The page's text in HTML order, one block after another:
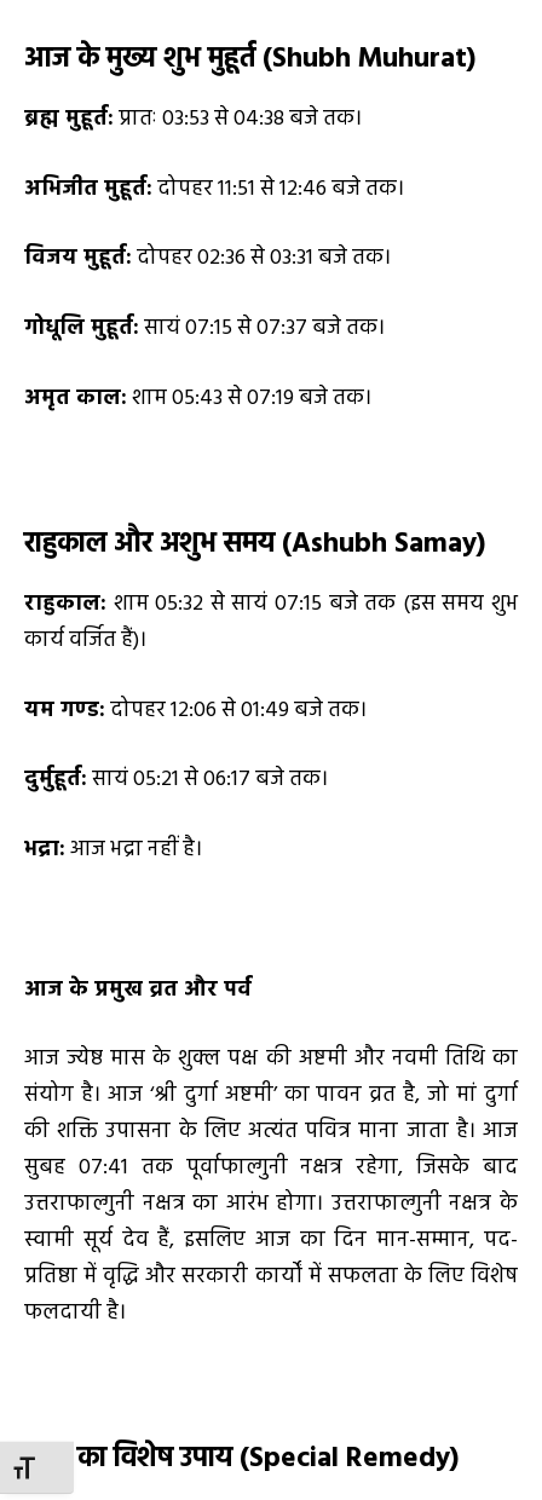
TOGGLE FONT SIZE
आज के मुख्य शुभ मुहूर्त (Shubh Muhurat)
ब्रह्म मुहूर्त:प्रातः 03:53 से 04:38 बजे तक।
अभिजीत मुहूर्त:दोपहर 11:51 से 12:46 बजे तक।
विजय मुहूर्त:दोपहर 02:36 से 03:31 बजे तक।
गोधूलि मुहूर्त:सायं 07:15 से 07:37 बजे तक।
अमृत काल:शाम 05:43 से 07:19 बजे तक।
राहुकाल और अशुभ समय (Ashubh Samay)
राहुकाल: शाम 05:32 से सायं 07:15 बजे तक (इस समय शुभ
कार्य वर्जित हैं)।
यम गण्ड:दोपहर 12:06 से 01:49 बजे तक।
दुर्मुहूर्त:सायं 05:21 से 06:17 बजे तक।
भद्रा:आज भद्रा नहीं है।
आज के प्रमुख व्रत और पर्व
आज ज्येष्ठ मास के शुक्ल पक्ष की अष्टमी और नवमी तिथि का
संयोग है। आज ‘श्री दुर्गा अष्टमी’ का पावन व्रत है, जो मां दुर्गा
की शक्ति उपासना के लिए अत्यंत पवित्र माना जाता है। आज
सुबह 07:41 तक पूर्वाफाल्गुनी नक्षत्र रहेगा, जिसके बाद
उत्तराफाल्गुनी नक्षत्र का आरंभ होगा। उत्तराफाल्गुनी नक्षत्र के
स्वामी सूर्य देव हैं, इसलिए आज का दिन मान-सम्मान, पद-
प्रतिष्ठा में वृद्धि और सरकारी कार्यों में सफलता के लिए विशेष
फलदायी है।
आज का विशेष उपाय (Special Remedy)